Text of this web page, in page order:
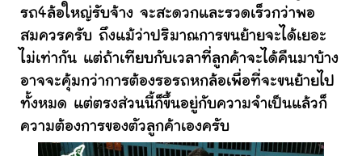
รถ4ล้อใหญ่รับจ้าง จะสะดวกและรวดเร็วกว่าพอ
สมควรครับ ถึงแม้ว่าปริมาณการขนย้ายจะได้เยอะ
ไม่เท่ากัน แต่ถ้าเทียบกับเวลาที่ลูกค้าจะได้คืนมาบ้าง
อาจจะคุ้มกว่าการต้องรอรถหกล้อเพื่อที่จะขนย้ายไป
ทั้งหมด แต่ตรงส่วนนี้ก็ขึ้นอยู่กับความจำเป็นแล้วก็
ความต้องการของตัวลูกค้าเองครับ